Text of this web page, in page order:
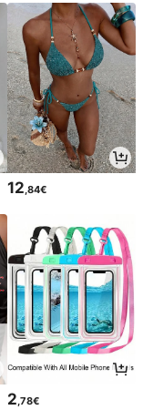
12 ,84€
2,78€